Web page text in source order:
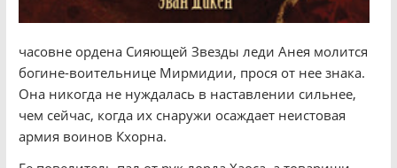
часовне ордена Сияющей Звезды леди Анея молится
богине-воительнице Мирмидии, прося от нее знака.
Она никогда не нуждалась в наставлении сильнее,
чем сейчас, когда их снаружи осаждает неистовая
армия воинов Кхорна.